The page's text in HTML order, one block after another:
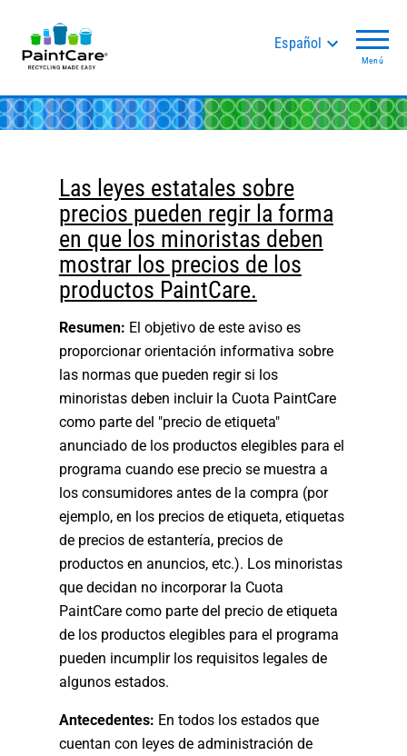
Español
Menú
Las leyes estatales sobre
precios pueden regir la forma
en que los minoristas deben
mostrar los precios de los
productos PaintCare.
Resumen: El objetivo de este aviso es
proporcionar orientación informativa sobre
las normas que pueden regir si los
minoristas deben incluir la Cuota PaintCare
como parte del "precio de etiqueta"
anunciado de los productos elegibles para el
programa cuando ese precio se muestra a
los consumidores antes de la compra (por
ejemplo, en los precios de etiqueta, etiquetas
de precios de estantería, precios de
productos en anuncios, etc.). Los minoristas
que decidan no incorporar la Cuota
PaintCare como parte del precio de etiqueta
de los productos elegibles para el programa
pueden incumplir los requisitos legales de
algunos estados.
Antecedentes: En todos los estados que
cuentan con leyes de administración de